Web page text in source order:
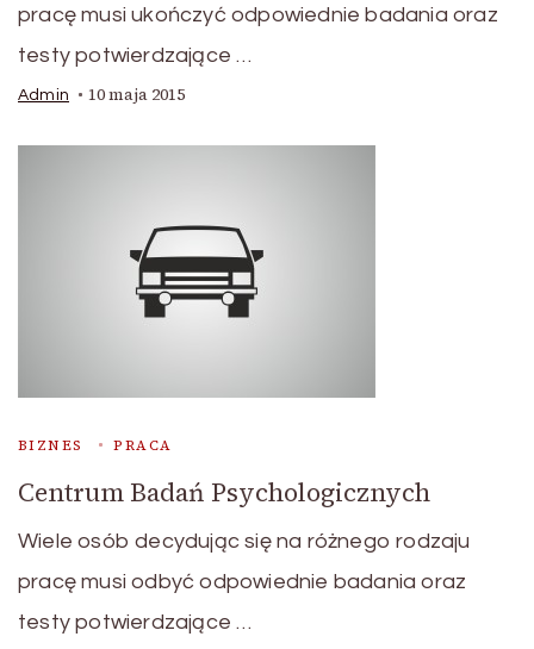
pracę musi ukończyć odpowiednie badania oraz
testy potwierdzające …
Admin 10 maja 2015
BIZNES PRACA
Centrum Badań Psychologicznych
Wiele osób decydując się na różnego rodzaju
pracę musi odbyć odpowiednie badania oraz
testy potwierdzające …